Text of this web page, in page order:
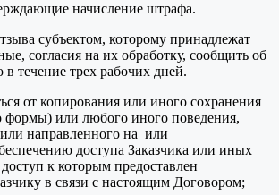
начисление штрафа.
субъектом, которому принадлежат
согласия на их обработку, сообщить об
течение трех рабочих дней.
от копирования или иного сохранения
формы) или любого иного поведения,
направленного на или
доступа Заказчика или иных
к которым предоставлен
в связи с настоящим Договором;